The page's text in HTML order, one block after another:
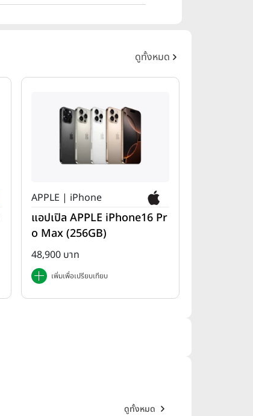
ดูทั้งหมด
APPLE | iPhone
แอปเปิล APPLE iPhone16 Pr
o Max (256GB)
48,900 บาท
เพิ่มเพื่อเปรียบเทียบ
ดูทั้งหมด